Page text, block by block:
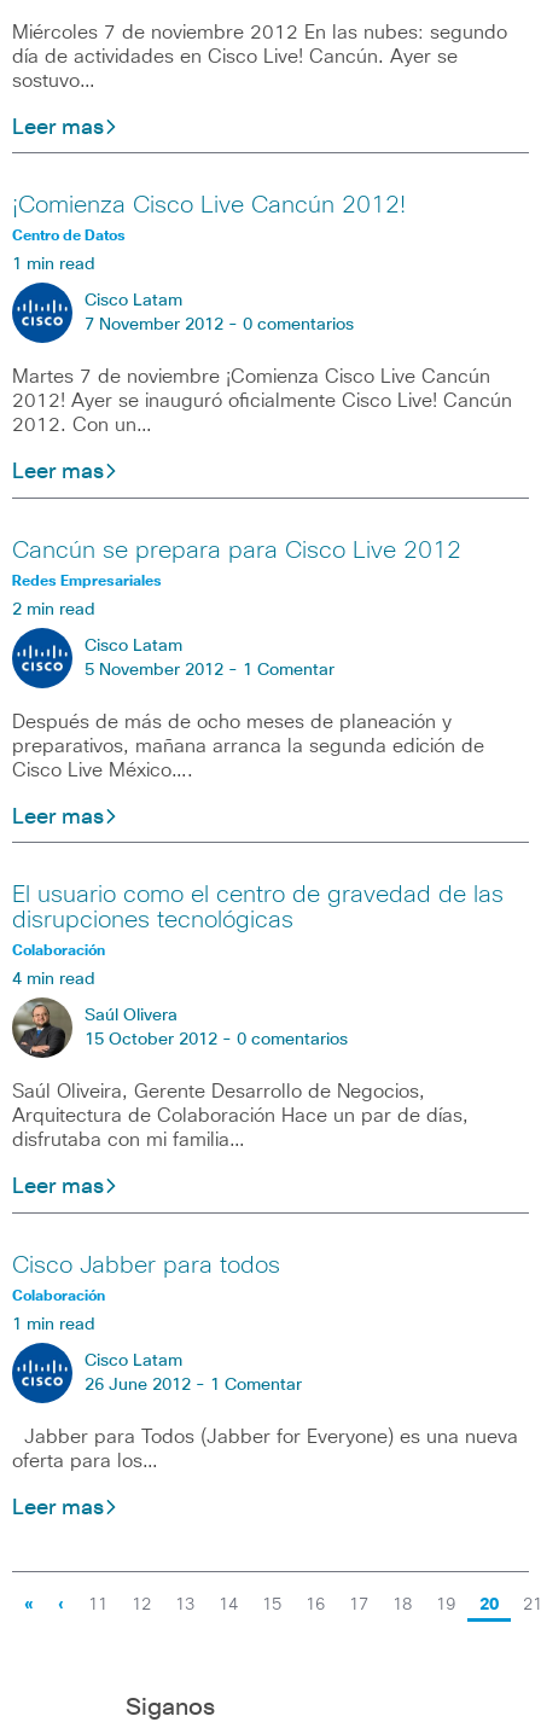
Miércoles 7 de noviembre 2012 En las nubes: segundo
día de actividades en Cisco Live! Cancún. Ayer se
sostuvo…
Leer mas
¡Comienza Cisco Live Cancún 2012!
Centro de Datos
1 min read
Cisco Latam
7 November 2012 - 0 comentarios
Martes 7 de noviembre ¡Comienza Cisco Live Cancún
2012! Ayer se inauguró oficialmente Cisco Live! Cancún
2012. Con un…
Leer mas
Cancún se prepara para Cisco Live 2012
Redes Empresariales
2 min read
Cisco Latam
5 November 2012 - 1 Comentar
Después de más de ocho meses de planeación y
preparativos, mañana arranca la segunda edición de
Cisco Live México….
Leer mas
El usuario como el centro de gravedad de las
disrupciones tecnológicas
Colaboración
4 min read
Saúl Olivera
15 October 2012 - 0 comentarios
Saúl Oliveira, Gerente Desarrollo de Negocios,
Arquitectura de Colaboración Hace un par de días,
disfrutaba con mi familia…
Leer mas
Cisco Jabber para todos
Colaboración
1 min read
Cisco Latam
26 June 2012 - 1 Comentar
Jabber para Todos (Jabber for Everyone) es una nueva
oferta para los…
Leer mas
« ‹ 11 12 13 14 15 16 17 18 19 20 21
Siganos